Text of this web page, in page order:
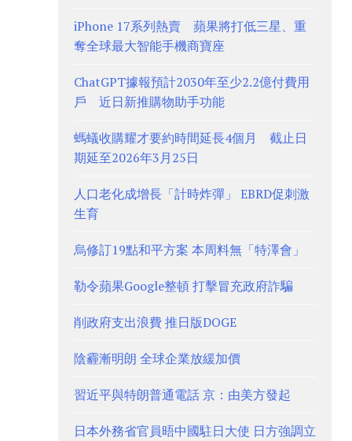
iPhone 17系列熱賣 蘋果將打低三星、重
奪全球最大智能手機商寶座
ChatGPT據報預計2030年至少2.2億付費用
戶 近日新推購物助手功能
螞蟻收購耀才要約時間延長4個月 截止日
期延至2026年3月25日
人口老化成增長「計時炸彈」 EBRD促刺激
生育
烏修訂19點和平方案 本周料無「特澤會」
勒令蘋果Google整頓 打擊冒充政府詐騙
削政府支出浪費 推日版DOGE
陰霾漸明朗 全球企業放緩加價
習近平與特朗普通電話 京：由美方發起
日本外務省官員晤中國駐日大使 日方強調立